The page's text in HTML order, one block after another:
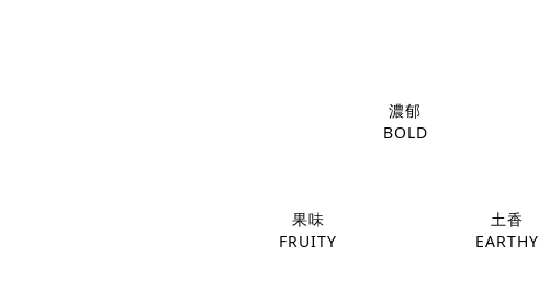
濃郁
BOLD
果味
FRUITY
土香
EARTHY